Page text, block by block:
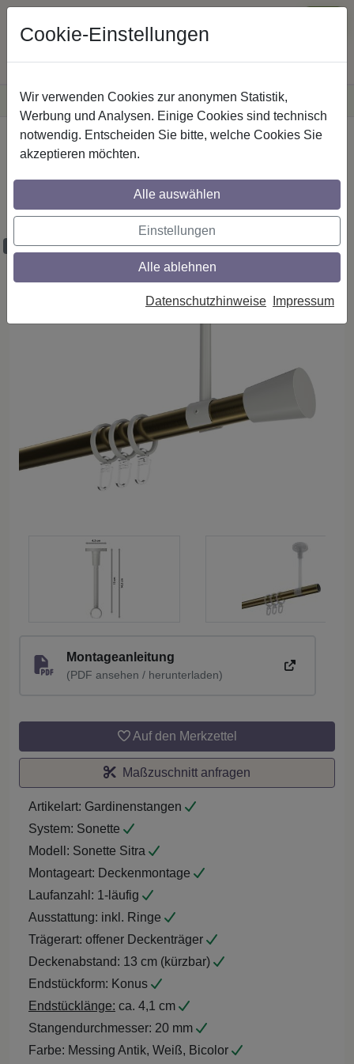
VersandkostenfreieLieferung innerhalb Deutschlands
Sichere Zahlung
Startseite Gardinenstangen Metall
1-läufig, Modell SONETTE - Sitra Messing
Antik / Weiß
Maßzuschnitt möglich
Montageanleitung
(PDF ansehen / herunterladen)
Auf den Merkzettel
Maßzuschnitt anfragen
Artikelart: Gardinenstangen
System: Sonette
Modell: Sonette Sitra
Montageart: Deckenmontage
Laufanzahl: 1-läufig
Ausstattung: inkl. Ringe
Trägerart: offener Deckenträger
Deckenabstand: 13 cm (kürzbar)
Endstückform: Konus
Endstücklänge: ca. 4,1 cm
Stangendurchmesser: 20 mm
Farbe: Messing Antik, Weiß, Bicolor
Cookie-Einstellungen
Wir verwenden Cookies zur anonymen Statistik,
Werbung und Analysen. Einige Cookies sind technisch
notwendig. Entscheiden Sie bitte, welche Cookies Sie
akzeptieren möchten.
Alle auswählen
Einstellungen
Alle ablehnen
Datenschutzhinweise Impressum